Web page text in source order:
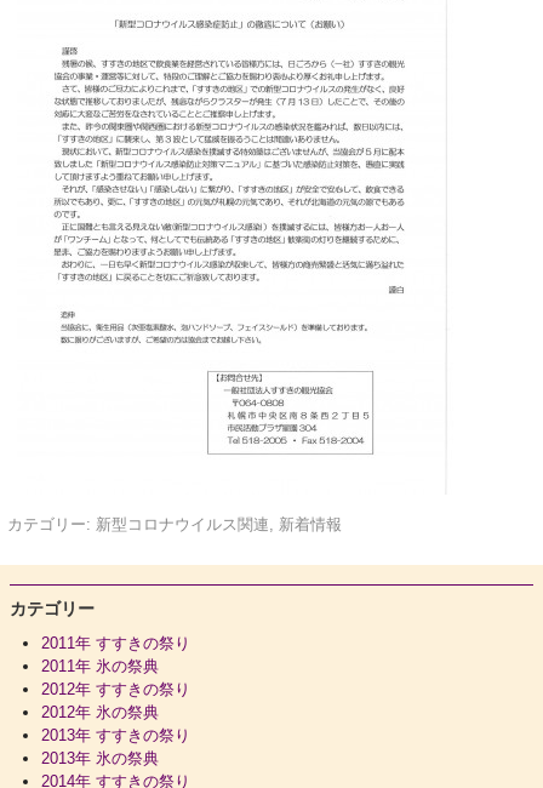
カテゴリー: 新型コロナウイルス関連 新着情報
カテゴリー
2011年 すすきの祭り
2011年 氷の祭典
2012年 すすきの祭り
2012年 氷の祭典
2013年 すすきの祭り
2013年 氷の祭典
2014年 すすきの祭り